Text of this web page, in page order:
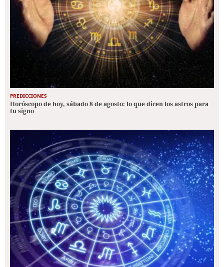
PREDICCIONES
Horóscopo de hoy, sábado 8 de agosto: lo que dicen los astros para
tu signo